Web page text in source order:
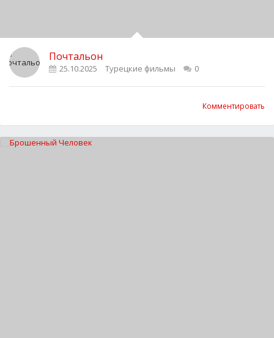
Почтальон
25.10.2025 Турецкие фильмы 0
Комментировать